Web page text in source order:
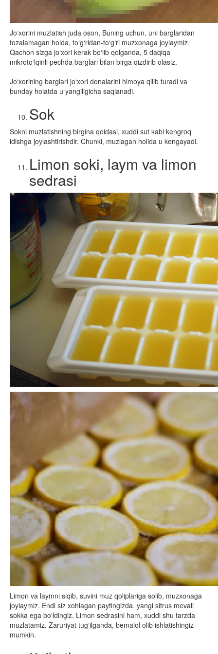
Jo‘xorini muzlatish juda oson, Buning uchun, uni barglaridan
tozalamagan holda, to‘g‘ridan-to‘g‘ri muzxonaga joylaymiz.
Qachon sizga jo‘xori kerak bo‘lib qolganda, 5 daqiqa
mikroto‘lqinli pechda barglari bilan birga qizdirib olasiz.
Jo‘xorining barglari jo‘xori donalarini himoya qilib turadi va
bunday holatda u yangiligicha saqlanadi.
Sok
Sokni muzlatishning birgina qoidasi, xuddi sut kabi kengroq
idishga joylashtirishdir. Chunki, muzlagan holida u kengayadi.
Limon soki, laym va limon
sedrasi
Limon va laymni siqib, suvini muz qoliplariga solib, muzxonaga
joylaymiz. Endi siz xohlagan paytingizda, yangi sitrus mevali
sokka ega bo‘ldingiz. Limon sedrasini ham, xuddi shu tarzda
muzlatamiz. Zaruriyat tug‘ilganda, bemalol olib ishlatishingiz
mumkin.